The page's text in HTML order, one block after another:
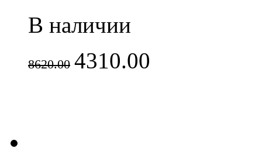
В наличии
8620.00 4310.00